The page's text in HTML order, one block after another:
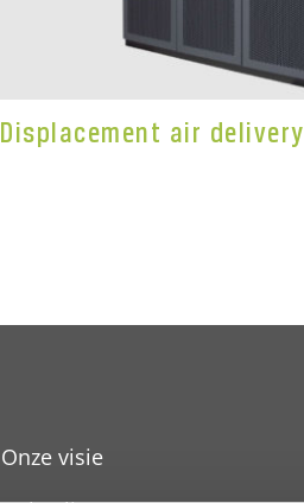
Displacement air delivery
Onze visie